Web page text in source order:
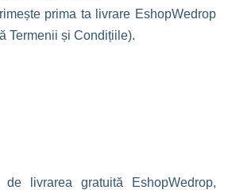
prima ta livrare EshopWedrop
Termenii și Condițiile).
livrarea gratuită EshopWedrop,